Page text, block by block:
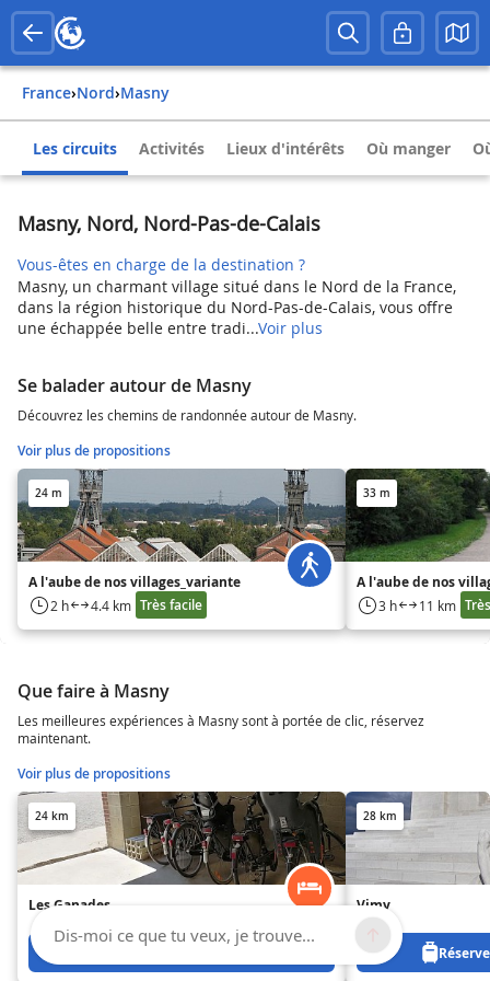
France› Nord› Masny
Les circuits Activités Lieux d'intérêts Où manger
Masny, Nord, Nord-Pas-de-Calais
Vous-êtes en charge de la destination ?
Masny, un charmant village situé dans le Nord de la France,
dans la région historique du Nord-Pas-de-Calais, vous offre
une échappée belle entre tradi...Voir plus
Se balader autour de Masny
Découvrez les chemins de randonnée autour de Masny.
Voir plus de propositions
24 m
A l'aube de nos villages_variante
2 h 4.4 km Très facile
33 m
A l'aube de nos
3 h 11 km
Que faire à Masny
Les meilleures expériences à Masny sont à portée de clic, réservez
maintenant.
Voir plus de propositions
24 km
Les Ganades
28 km
Vimy
Dis-moi ce que tu veux, je trouve...